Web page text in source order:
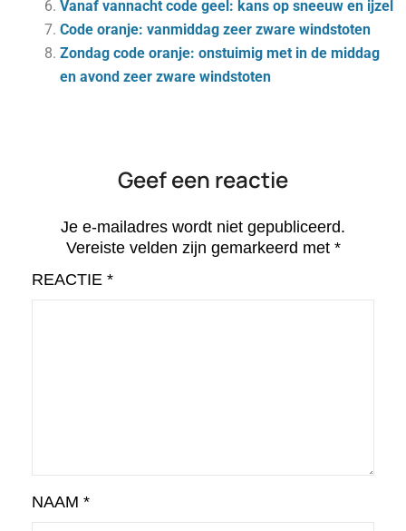
Vanaf vannacht code geel: kans op sneeuw en ijzel
Code oranje: vanmiddag zeer zware windstoten
Zondag code oranje: onstuimig met in de middag
en avond zeer zware windstoten
Geef een reactie
Je e-mailadres wordt niet gepubliceerd.
Vereiste velden zijn gemarkeerd met *
REACTIE *
NAAM *